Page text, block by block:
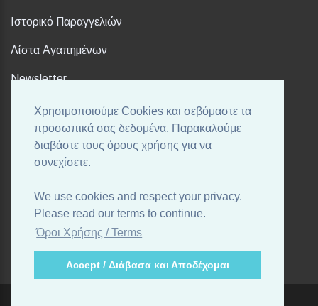
Χρησιμοποιούμε Cookies και σεβόμαστε τα
προσωπικά σας δεδομένα. Παρακαλούμε
διαβάστε τους όρους χρήσης για να
συνεχίσετε.
We use cookies and respect your privacy.
Please read our terms to continue.
Όροι Χρήσης / Terms
Accept / Διάβασα και Αποδέχομαι
Ιστορικό Παραγγελιών
Λίστα Αγαπημένων
Newsletter
FOLLOW US
Ακολουθήστε μας στα αγαπημένα σας Social Media!